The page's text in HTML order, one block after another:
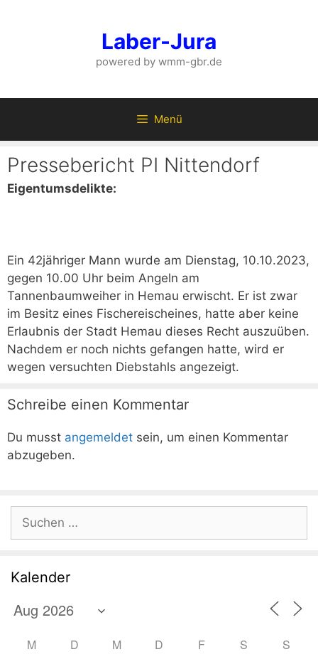
Laber-Jura
powered by wmm-gbr.de
Menü
Pressebericht PI Nittendorf
Eigentumsdelikte:
Ein 42jähriger Mann wurde am Dienstag, 10.10.2023,
gegen 10.00 Uhr beim Angeln am
Tannenbaumweiher in Hemau erwischt. Er ist zwar
im Besitz eines Fischereischeines, hatte aber keine
Erlaubnis der Stadt Hemau dieses Recht auszuüben.
Nachdem er noch nichts gefangen hatte, wird er
wegen versuchten Diebstahls angezeigt.
Schreibe einen Kommentar
Du musst angemeldet sein, um einen Kommentar
abzugeben.
nach:
Kalender
M D M D F S S